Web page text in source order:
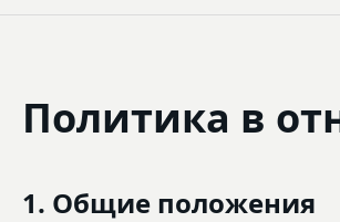
Политика в
1. Общие положения